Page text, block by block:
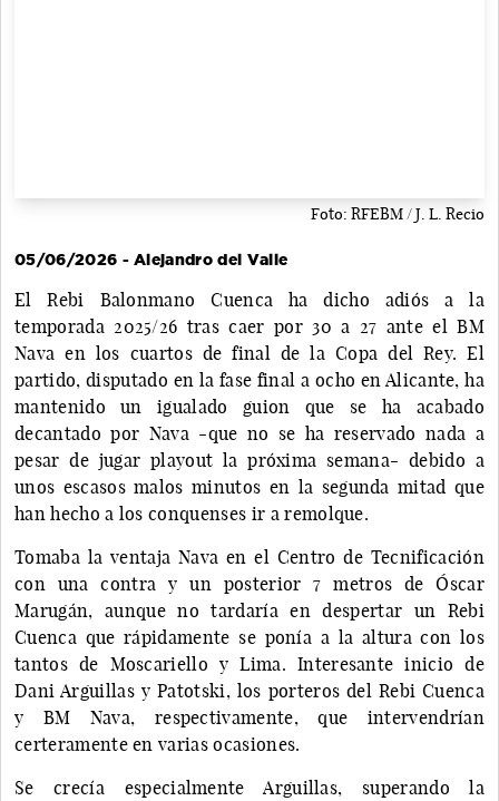
Foto: RFEBM / J. L. Recio
05/06/2026 - Alejandro del Valle
El Rebi Balonmano Cuenca ha dicho adiós a la
temporada 2025/26 tras caer por 30 a 27 ante el BM
Nava en los cuartos de final de la Copa del Rey. El
partido, disputado en la fase final a ocho en Alicante, ha
mantenido un igualado guion que se ha acabado
decantado por Nava -que no se ha reservado nada a
pesar de jugar playout la próxima semana- debido a
unos escasos malos minutos en la segunda mitad que
han hecho a los conquenses ir a remolque.
Tomaba la ventaja Nava en el Centro de Tecnificación
con una contra y un posterior 7 metros de Óscar
Marugán, aunque no tardaría en despertar un Rebi
Cuenca que rápidamente se ponía a la altura con los
tantos de Moscariello y Lima. Interesante inicio de
Dani Arguillas y Patotski, los porteros del Rebi Cuenca
y BM Nava, respectivamente, que intervendrían
certeramente en varias ocasiones.
Se crecía especialmente Arguillas, superando la